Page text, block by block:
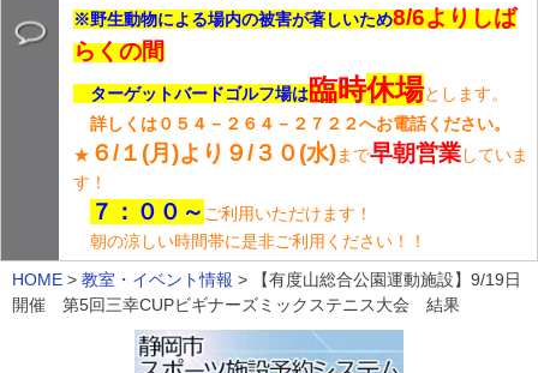
※野生動物による場内の被害が著しいため8/6よりしば
らくの間
ターゲットバードゴルフ場は臨時休場とします。
詳しくは０５４－２６４－２７２２へお電話ください。
★ ６/１(月)より９/３０(水)まで早朝営業していま
す！
７：００～ ご利用いただけます！
朝の涼しい時間帯に是非ご利用ください！！
HOME > 教室・イベント情報 >
【有度山総合公園運動施設】9/19日
開催 第5回三幸CUPビギナーズミックステニス大会 結果